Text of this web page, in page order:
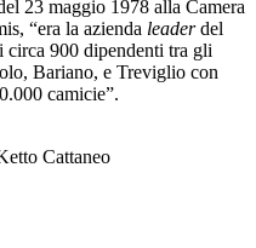
23 maggio 1978 alla Camera
“era la azienda leaderdel
circa 900 dipendenti tra gli
Bariano, e Treviglio con
camicie”.
Cattaneo